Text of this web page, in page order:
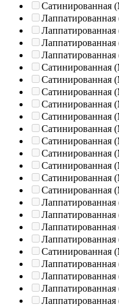
Сатинированная
Сатинированная
Сатинированная
Сатинированная
Сатинированная
Сатинированная
Сатинированная
Сатинированная
Сатинированная
Сатинированная
Сатинированная
Сатинированная
Сатинированная